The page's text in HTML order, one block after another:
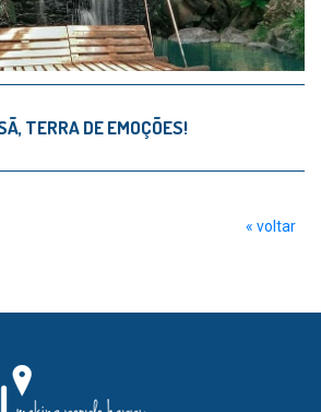
TERRA DE EMOÇÕES!
« voltar